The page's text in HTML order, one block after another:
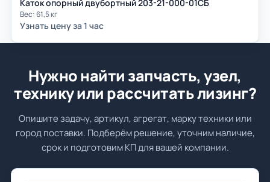
Каток опорный двубортный 203-21-000-01СБ
Вес: 61,5 кг
Узнать цену за 1 час
Нужно найти запчасть, узел,
технику или рассчитать лизинг?
Опишите задачу, артикул, агрегат, марку техники или
город поставки. Подберём решение, уточним наличие,
срок и подготовим КП для вашей компании.